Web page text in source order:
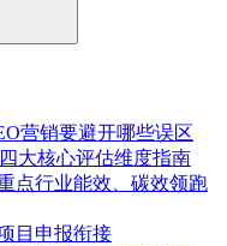
营销要避开哪些误区
大核心评估维度指南
点行业能效、碳效领跑
目申报衔接